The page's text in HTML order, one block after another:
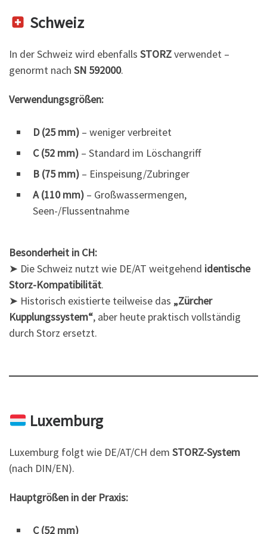
Schweiz
In der Schweiz wird ebenfalls STORZverwendet –
genormt nach SN 592000.
Verwendungsgrößen:
D (25 mm) – weniger verbreitet
C (52 mm) – Standard im Löschangriff
B (75 mm) – Einspeisung/Zubringer
A (110 mm) – Großwassermengen,
Seen-/Flussentnahme
Besonderheit in CH:
➤ Die Schweiz nutzt wie DE/AT weitgehend identische
Storz-Kompatibilität.
➤ Historisch existierte teilweise das „Zürcher
Kupplungssystem“, aber heute praktisch vollständig
durch Storz ersetzt.
Luxemburg
Luxemburg folgt wie DE/AT/CH dem STORZ-System
(nach DIN/EN).
Hauptgrößen in der Praxis:
C (52 mm)